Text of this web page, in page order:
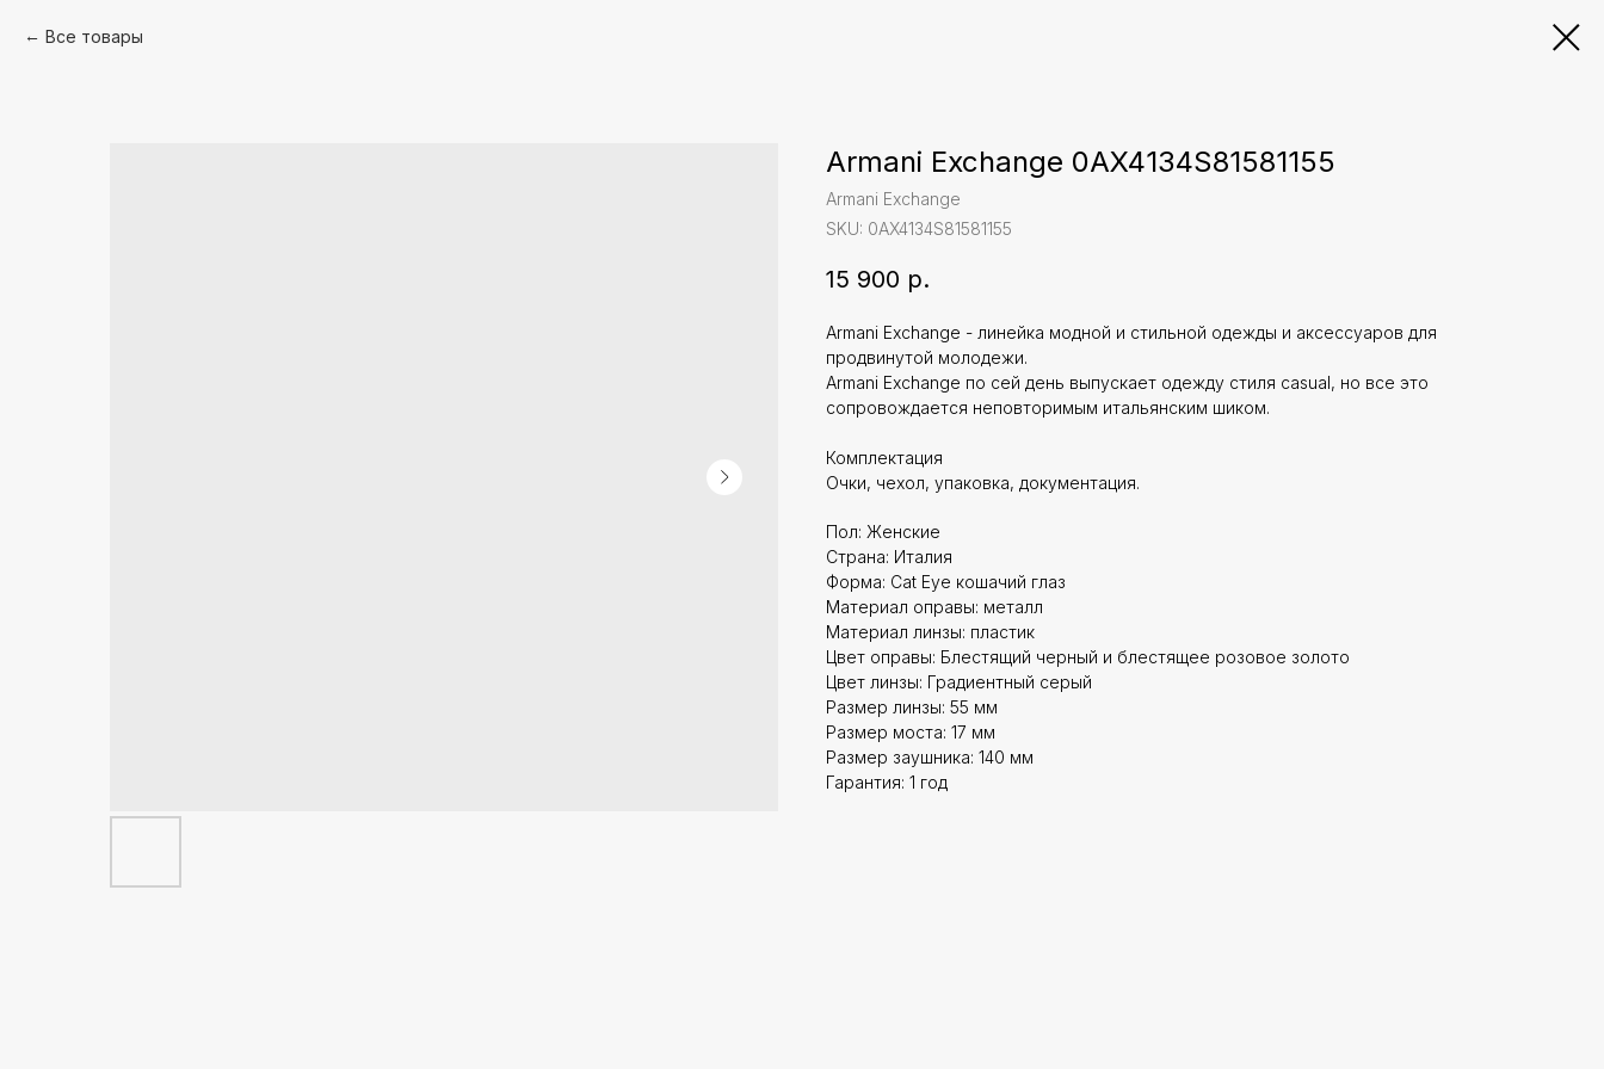
Все товары
Armani Exchange 0AX4134S81581155
Armani Exchange
SKU: 0AX4134S81581155
15 900 р.
Armani Exchange - линейка модной и стильной одежды и аксессуаров для
продвинутой молодежи.
Armani Exchange по сей день выпускает одежду стиля casual, но все это
сопровождается неповторимым итальянским шиком.
Комплектация
Очки, чехол, упаковка, документация.
Пол: Женские
Страна: Италия
Форма: Cat Eye кошачий глаз
Материал оправы: металл
Материал линзы: пластик
Цвет оправы: Блестящий черный и блестящее розовое золото
Цвет линзы: Градиентный серый
Размер линзы: 55 мм
Размер моста: 17 мм
Размер заушника: 140 мм
Гарантия: 1 год